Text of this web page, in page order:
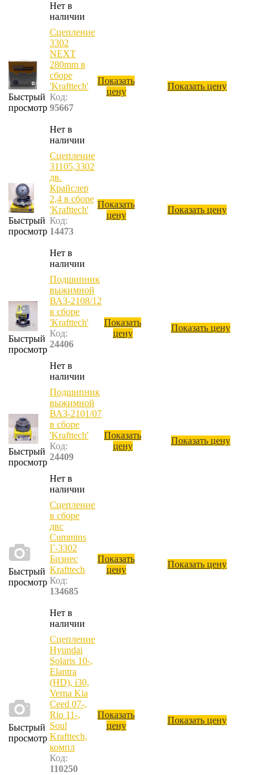
Нет в
наличии
Быстрый
просмотр
Сцепление
3302
NEXT
280mm в
сборе
'Krafttech'
Код:
95667
Нет в
наличии
Показать
цену
Показать цену
Быстрый
просмотр
Сцепление
31105,3302
дв.
Крайслер
2,4 в сборе
'Krafttech'
Код:
14473
Нет в
наличии
Показать
цену
Показать цену
Быстрый
просмотр
Подшипник
выжимной
ВАЗ-2108/12
в сборе
'Krafttech'
Код:
24406
Нет в
наличии
Показать
цену
Показать цену
Быстрый
просмотр
Подшипник
выжимной
ВАЗ-2101/07
в сборе
'Krafttech'
Код:
24409
Нет в
наличии
Показать
цену
Показать цену
Быстрый
просмотр
Сцепление
в сборе
двс
Cummins
Г-3302
Бизнес
Krafttech
Код:
134685
Нет в
наличии
Показать
цену
Показать цену
Быстрый
просмотр
Сцепление
Hyundai
Solaris 10-,
Elantra
(HD), i30,
Verna Kia
Ceed 07-,
Rio 11-,
Soul
Krafttech,
компл
Код:
110250
Показать
цену
Показать цену